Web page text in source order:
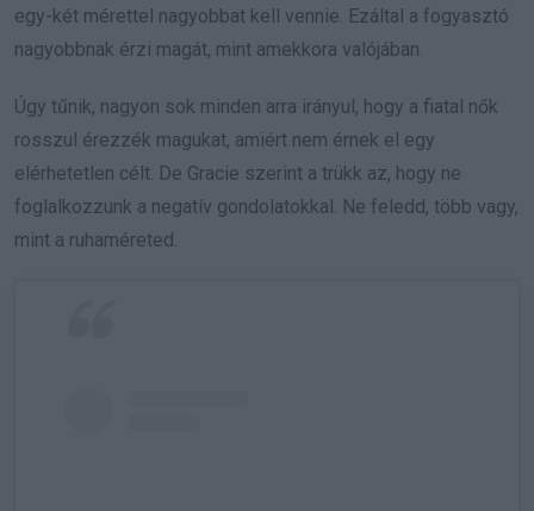
egy-két mérettel nagyobbat kell vennie. Ezáltal a fogyasztó
nagyobbnak érzi magát, mint amekkora valójában.
Úgy tűnik, nagyon sok minden arra irányul, hogy a fiatal nők
rosszul érezzék magukat, amiért nem érnek el egy
elérhetetlen célt. De Gracie szerint a trükk az, hogy ne
foglalkozzunk a negatív gondolatokkal. Ne feledd, több vagy,
mint a ruhaméreted.